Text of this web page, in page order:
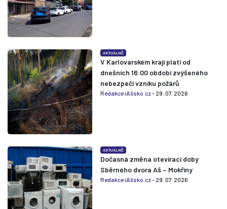
AKTUÁLNĚ
V Karlovarském kraji platí od
dnešních 16:00 období zvýšeného
nebezpečí vzniku požárů
Redakce iAšsko.cz- 29. 07. 2026
AKTUÁLNĚ
Dočasná změna otevírací doby
Sběrného dvora Aš – Mokřiny
Redakce iAšsko.cz- 29. 07. 2026